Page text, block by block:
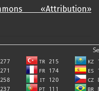
«Attribution»